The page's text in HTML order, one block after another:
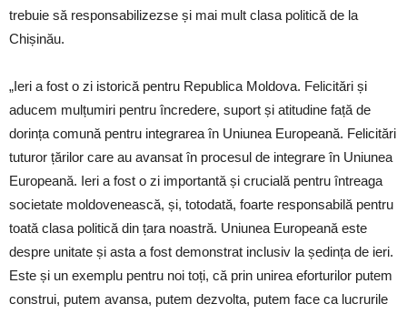
trebuie să responsabilizezse și mai mult clasa politică de la
Chișinău.
„Ieri a fost o zi istorică pentru Republica Moldova. Felicitări și
aducem mulțumiri pentru încredere, suport și atitudine față de
dorința comună pentru integrarea în Uniunea Europeană. Felicitări
tuturor țărilor care au avansat în procesul de integrare în Uniunea
Europeană. Ieri a fost o zi importantă și crucială pentru întreaga
societate moldovenească, și, totodată, foarte responsabilă pentru
toată clasa politică din țara noastră. Uniunea Europeană este
despre unitate și asta a fost demonstrat inclusiv la ședința de ieri.
Este și un exemplu pentru noi toți, că prin unirea eforturilor putem
construi, putem avansa, putem dezvolta, putem face ca lucrurile